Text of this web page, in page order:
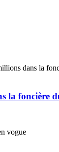
la foncière